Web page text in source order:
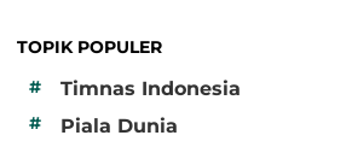
TOPIK POPULER
#
Timnas Indonesia
# Piala Dunia